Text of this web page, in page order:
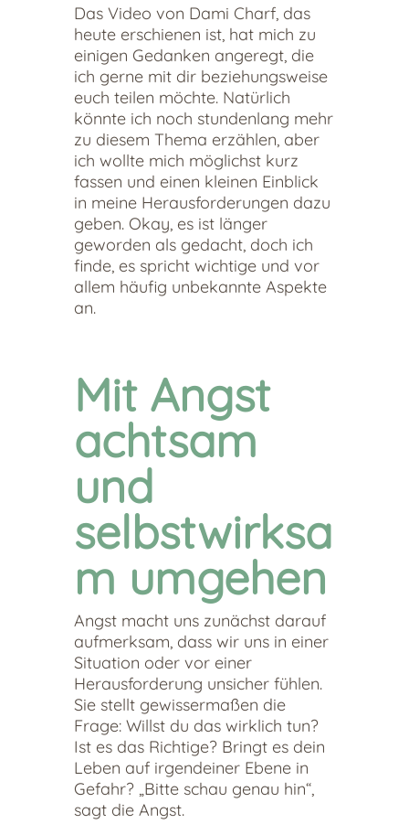
Das Video von Dami Charf, das
heute erschienen ist, hat mich zu
einigen Gedanken angeregt, die
ich gerne mit dir beziehungsweise
euch teilen möchte. Natürlich
könnte ich noch stundenlang mehr
zu diesem Thema erzählen, aber
ich wollte mich möglichst kurz
fassen und einen kleinen Einblick
in meine Herausforderungen dazu
geben. Okay, es ist länger
geworden als gedacht, doch ich
finde, es spricht wichtige und vor
allem häufig unbekannte Aspekte
an.
Mit Angst
achtsam
und
selbstwirksa
m umgehen
Angst macht uns zunächst darauf
aufmerksam, dass wir uns in einer
Situation oder vor einer
Herausforderung unsicher fühlen.
Sie stellt gewissermaßen die
Frage: Willst du das wirklich tun?
Ist es das Richtige? Bringt es dein
Leben auf irgendeiner Ebene in
Gefahr? „Bitte schau genau hin“,
sagt die Angst.